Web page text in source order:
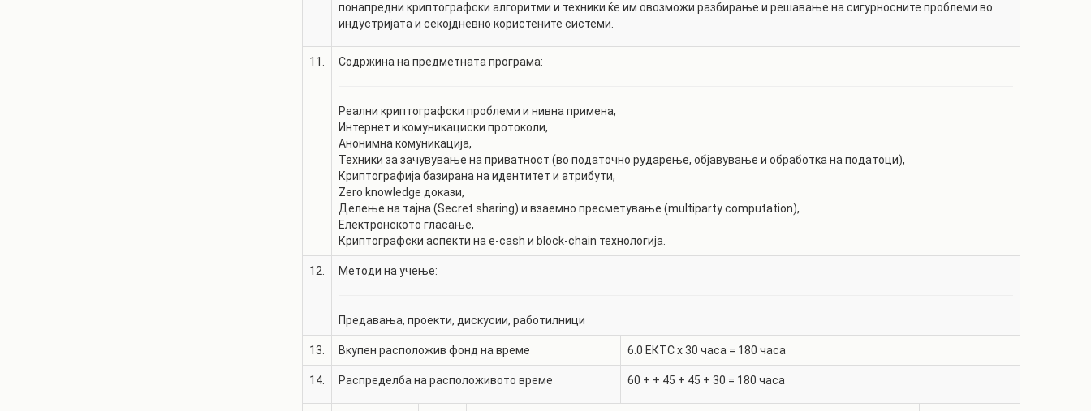
понапредни криптографски алгоритми и техники ќе им овозможи разбирање и решавање на сигурносните проблеми во
индустријата и секојдневно користените системи.
11. Содржина на предметната програма:
Реални криптографски проблеми и нивна примена,
Интернет и комуникациски протоколи,
Анонимна комуникација,
Техники за зачувување на приватност (во податочно рударење, објавување и обработка на податоци),
Криптографија базирана на идентитет и атрибути,
Zero knowledge докази,
Делење на тајна (Secret sharing) и взаемно пресметување (multiparty computation),
Електронското гласање,
Криптографски аспекти на e-cash и block-chain технологија.
12. Методи на учење:
Предавања, проекти, дискусии, работилници
13. Вкупен расположив фонд на време 6.0 ЕКТС x 30 часа = 180 часа
14. Распределба на расположивото време 60 + + 45 + 45 + 30 = 180 часа